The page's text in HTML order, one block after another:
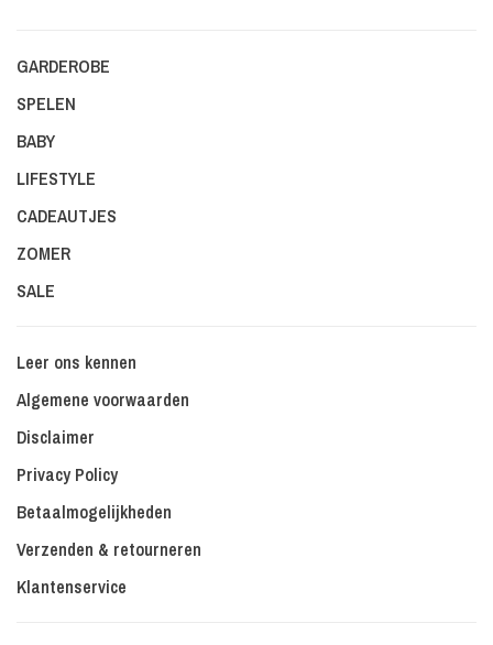
GARDEROBE
SPELEN
BABY
LIFESTYLE
CADEAUTJES
ZOMER
SALE
Leer ons kennen
Algemene voorwaarden
Disclaimer
Privacy Policy
Betaalmogelijkheden
Verzenden & retourneren
Klantenservice